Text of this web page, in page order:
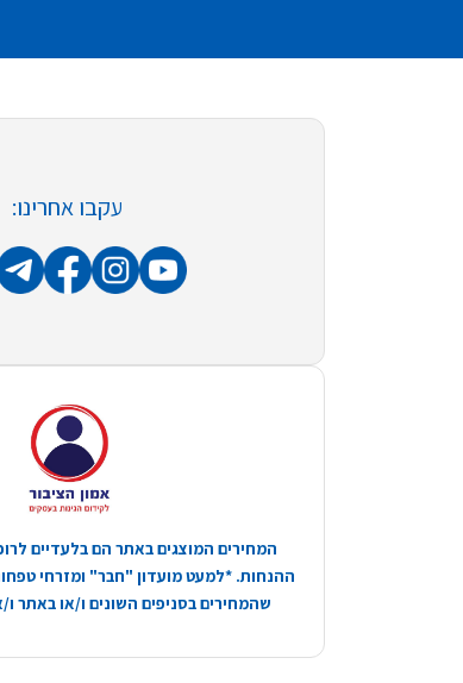
עקבו אחרינו:
המחירים המוצגים באתר הם בלעדיים
ההנחות. *למעט מועדון "חבר" ומזרחי
שהמחירים בסניפים השונים ו/או באתר ו/